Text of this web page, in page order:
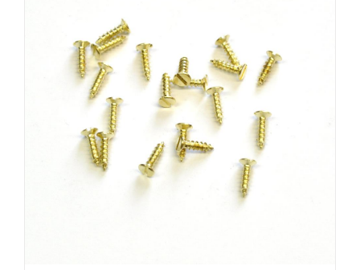
auf.
Die
Optionen
können
der
Produktseite